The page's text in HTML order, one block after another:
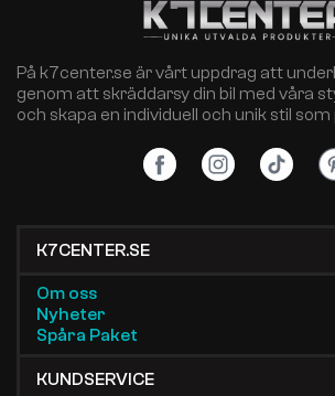
På k7center.se är vårt uppdrag att
genom att skräddarsy din bil med våra
och skapa en individuell och unik stil
K7CENTER.SE
Om oss
Nyheter
Spåra Paket
KUNDSERVICE